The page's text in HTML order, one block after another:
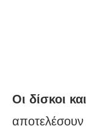
Οι δίσκοι